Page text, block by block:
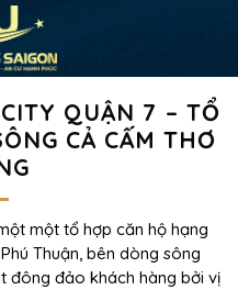
QUẬN 7 – TỔ
CẢ CẤM THƠ
một tổ hợp căn hộ hạng
Thuận, bên dòng sông
đông đảo khách hàng bởi vị